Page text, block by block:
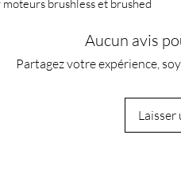
brushless et brushed
Aucun avis
Partagez votre expérience,
Laisser